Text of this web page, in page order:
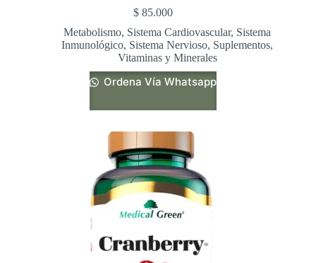
$ 85.000
Metabolismo, Sistema Cardiovascular, Sistema
Inmunológico, Sistema Nervioso, Suplementos,
Vitaminas y Minerales
Ordena Vía Whatsapp